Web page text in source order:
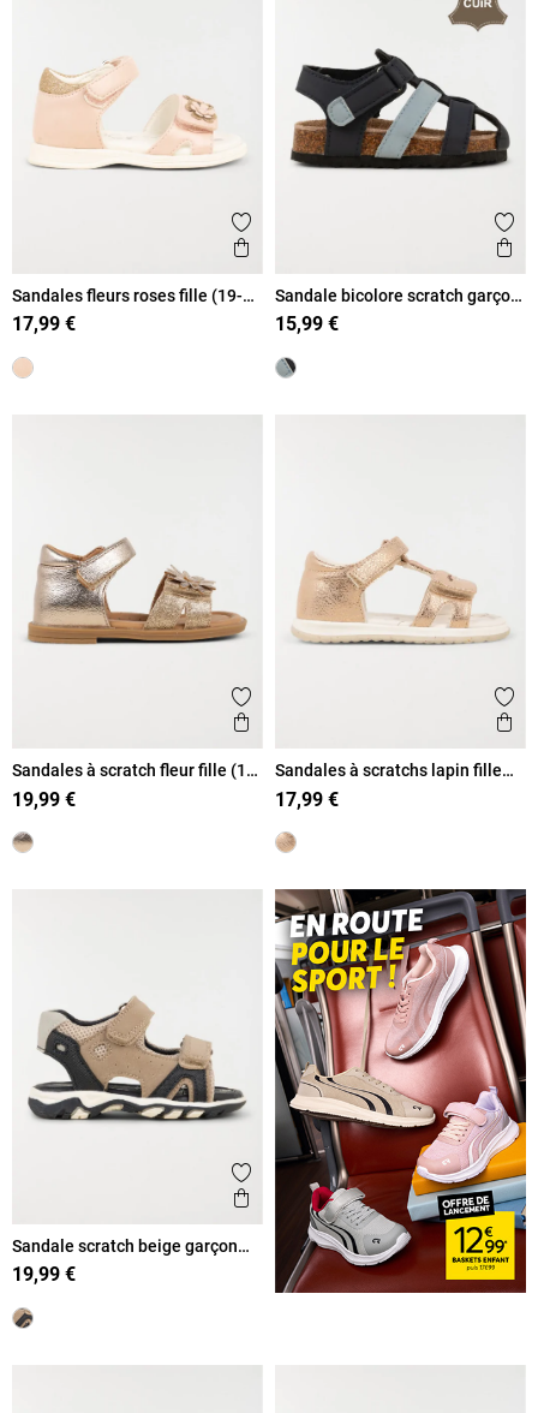
Ajouter aux favoris
Aperçu rapide
Sandales fleurs roses fille (19-
23)
17,99 €
Sandale bicolore scratch garçon
(19-23)
15,99 €
Ajouter aux favoris
Aperçu rapide
Sandales à scratch fleur fille (19-
23)
19,99 €
Sandales à scratchs lapin fille
(19-23)
17,99 €
Ajouter aux favoris
Aperçu rapide
Sandale scratch beige garçon
(19-23)
19,99 €